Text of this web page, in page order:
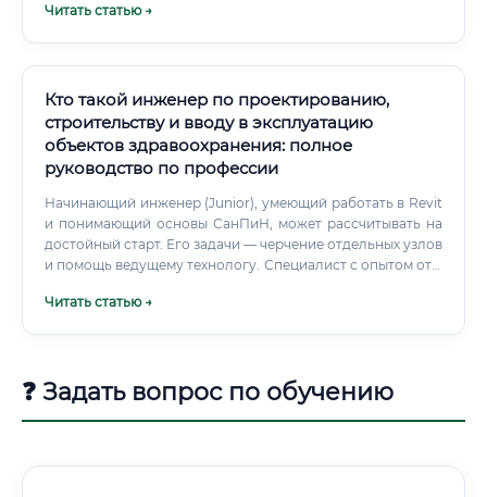
Разработку узлов и деталей конструкций 📌 Участие в
стандартный рабочий график — 5 дней в неделю, 8 часов
в день (с 9:00 до 18:00 или с 10:00 до 19:00).
документацией строительного процесса, тогда как
Читать статью →
Кто такой инженер по проектированию,
строительству и вводу в эксплуатацию
объектов здравоохранения: полное
руководство по профессии
Начинающий инженер (Junior), умеющий работать в Revit
и понимающий основы СанПиН, может рассчитывать на
достойный старт. Его задачи — черчение отдельных узлов
и помощь ведущему технологу. Специалист с опытом от 3
уровня «семейная клиника» или «диагностический
Читать статью →
❓ Задать вопрос по обучению